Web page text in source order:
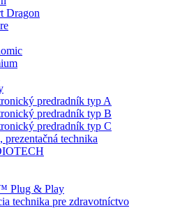
Dragon
predradník typ A
predradník typ B
predradník typ C
technika
Plug & Play
technika pre zdravotníctvo